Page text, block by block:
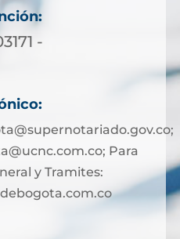
-
Para
y Tramites: